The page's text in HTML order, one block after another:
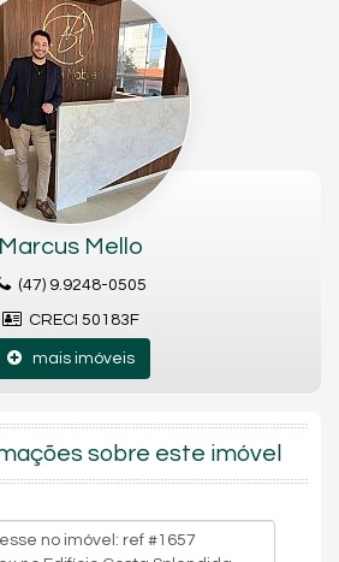
piano e piscina aquecida.
Marcus Mello
(47) 9.9248-0505
CRECI 50183F
mais imóveis
sobre este imóvel